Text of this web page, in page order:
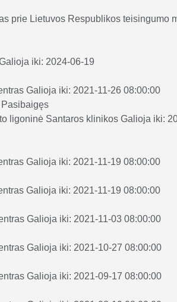
prie Lietuvos Respublikos teisingumo
iki: 2024-06-19
Galioja iki: 2021-11-26 08:00:00
Pasibaigęs
ligoninė Santaros klinikos Galioja iki:
Galioja iki: 2021-11-19 08:00:00
Galioja iki: 2021-11-19 08:00:00
Galioja iki: 2021-11-03 08:00:00
Galioja iki: 2021-10-27 08:00:00
Galioja iki: 2021-09-17 08:00:00